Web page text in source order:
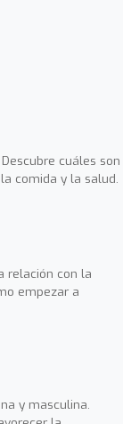
cuáles son
comida y la salud.
relación con la
empezar a
y masculina.